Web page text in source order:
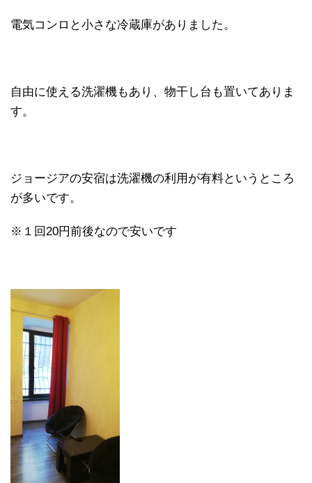
電気コンロと小さな冷蔵庫がありました。
自由に使える洗濯機もあり、物干し台も置いてありま
す。
ジョージアの安宿は洗濯機の利用が有料というところ
が多いです。
※１回20円前後なので安いです